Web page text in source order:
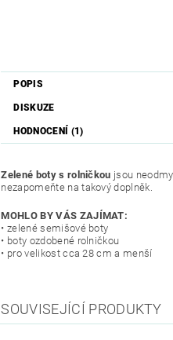
POPIS
DISKUZE
HODNOCENÍ (1)
Zelené boty s rolničkou jsou
nezapomeňte na takový doplněk.
MOHLO BY VÁS ZAJÍMAT:
• zelené semišové boty
• boty ozdobené rolničkou
• pro velikost cca 28 cm a menší
SOUVISEJÍCÍ PRODUKTY